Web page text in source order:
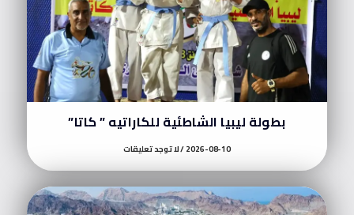
بطولة ليبيا الشاطئية للكاراتيه ” كاتا”
2026-08-10 لا توجد تعليقات